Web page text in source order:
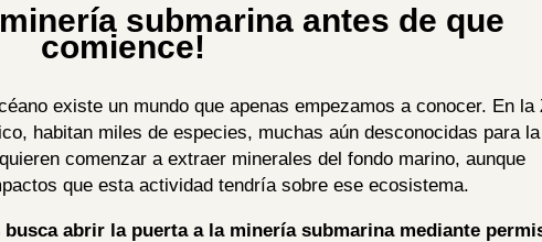
submarina antes de que
comience!
existe un mundo que apenas empezamos a conocer. En la
habitan miles de especies, muchas aún desconocidas para la
comenzar a extraer minerales del fondo marino, aunque
que esta actividad tendría sobre ese ecosistema.
busca abrir la puerta a la minería submarina mediante